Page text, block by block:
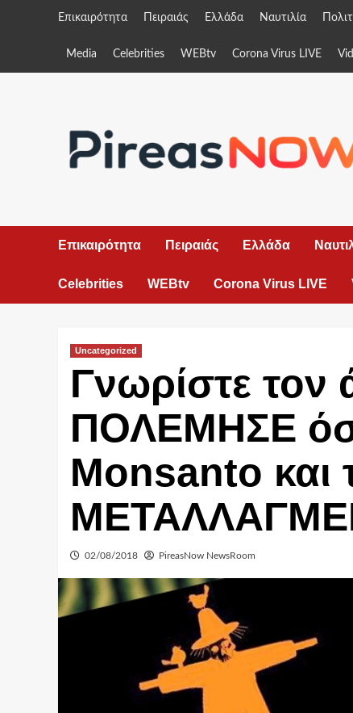
Επικαιρότητα Πειραιάς Ελλάδα Ναυτιλία
Media Celebrities WEBtv Corona Virus LIVE
Επικαιρότητα Πειραιάς Ελλάδα
Celebrities WEBtv Corona Virus LIVE
Uncategorized
Γνωρίστε
ΠΟΛΕΜΗΣΕ
Monsanto και
02/08/2018 PireasNow NewsRoom